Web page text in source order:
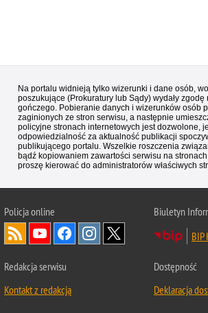
Na portalu widnieją tylko wizerunki i dane osób,
poszukujące (Prokuratury lub Sądy) wydały
gończego. Pobieranie danych i wizerunków osób
zaginionych ze stron serwisu, a następnie
policyjne stronach internetowych jest dozwolone,
odpowiedzialność za aktualność publikacji
publikującego portalu. Wszelkie roszczenia
bądź kopiowaniem zawartości serwisu na
proszę kierować do administratorów właściwych
Policjaonline
Biuletyn
BIP
Redakcja serwisu
Kontakt z redakcją
Dostępność
Deklaracja